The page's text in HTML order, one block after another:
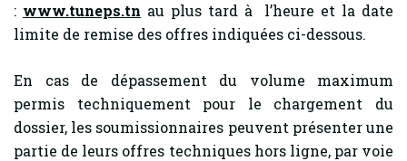
: www.tuneps.tn au plus tard à l’heure et la date
limite de remise des offres indiquées ci-dessous.
En cas de dépassement du volume maximum
permis techniquement pour le chargement du
dossier, les soumissionnaires peuvent présenter une
partie de leurs offres techniques hors ligne, par voie